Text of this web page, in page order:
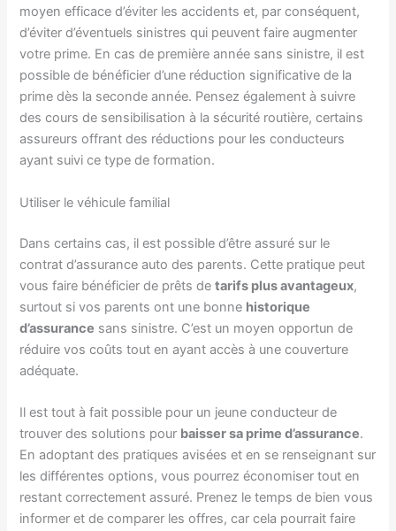
moyen efficace d’éviter les accidents et, par conséquent,
d’éviter d’éventuels sinistres qui peuvent faire augmenter
votre prime. En cas de première année sans sinistre, il est
possible de bénéficier d’une réduction significative de la
prime dès la seconde année. Pensez également à suivre
des cours de sensibilisation à la sécurité routière, certains
assureurs offrant des réductions pour les conducteurs
ayant suivi ce type de formation.
Utiliser le véhicule familial
Dans certains cas, il est possible d’être assuré sur le
contrat d’assurance auto des parents. Cette pratique peut
vous faire bénéficier de prêts detarifs plus avantageux,
surtout si vos parents ont une bonne historique
d’assurance sans sinistre. C’est un moyen opportun de
réduire vos coûts tout en ayant accès à une couverture
adéquate.
Il est tout à fait possible pour un jeune conducteur de
trouver des solutions pour baisser sa prime d’assurance.
En adoptant des pratiques avisées et en se renseignant sur
les différentes options, vous pourrez économiser tout en
restant correctement assuré. Prenez le temps de bien vous
informer et de comparer les offres, car cela pourrait faire